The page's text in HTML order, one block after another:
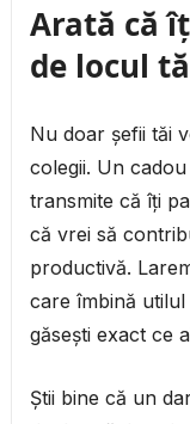
Arată că
de locul
Nu doar șefii tăi
colegii. Un
transmite că îți
că vrei să
productivă.
care îmbină
găsești exact ce
Știi bine că un